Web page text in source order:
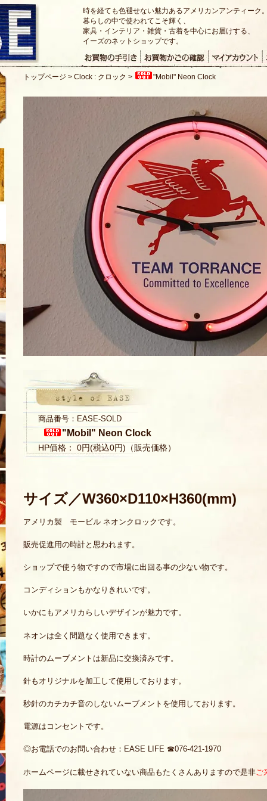
時を経ても色褪せない魅力あるアメリカンアンティーク
暮らしの中で使われてこそ輝く、
家具・インテリア・雑貨・古着を中心にお届けする、
イーズのネットショップです。
トップページ > Clock : クロック > "Mobil" Neon Clock
商品番号：EASE-SOLD
"Mobil" Neon Clock
HP価格： 0円(税込0円)（販売価格）
サイズ／W360×D110×H360(mm)
アメリカ製 モービル ネオンクロックです。
販売促進用の時計と思われます。
ショップで使う物ですので市場に出回る事の少ない物です。
コンディションもかなりきれいです。
いかにもアメリカらしいデザインが魅力です。
ネオンは全く問題なく使用できます。
時計のムーブメントは新品に交換済みです。
針もオリジナルを加工して使用しております。
秒針のカチカチ音のしないムーブメントを使用しております。
電源はコンセントです。
◎お電話でのお問い合わせ：EASE LIFE ☎076-421-1970
ホームページに載せきれていない商品もたくさんありますので是非 ご